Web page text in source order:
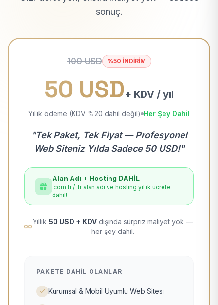
sonuç.
100 USD %50 İNDİRİM
50 USD+ KDV / yıl
Yıllık ödeme (KDV %20 dahil değil) Her Şey Dahil
"Tek Paket, Tek Fiyat — Profesyonel
Web Siteniz Yılda Sadece 50 USD!"
Alan Adı + Hosting DAHİL
.com.tr / .tr alan adı ve hosting yıllık ücrete
dahil!
Yıllık 50 USD + KDV dışında sürpriz maliyet yok —
her şey dahil.
PAKETE DAHIL OLANLAR
Kurumsal & Mobil Uyumlu Web Sitesi